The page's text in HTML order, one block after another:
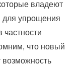
владеют
для упрощения
частности
что новый
возможность